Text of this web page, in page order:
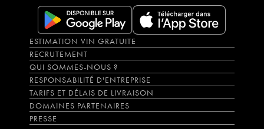
ESTIMATION VIN GRATUITE
RECRUTEMENT
QUI SOMMES-NOUS ?
RESPONSABILITÉ D'ENTREPRISE
TARIFS ET DÉLAIS DE LIVRAISON
DOMAINES PARTENAIRES
PRESSE